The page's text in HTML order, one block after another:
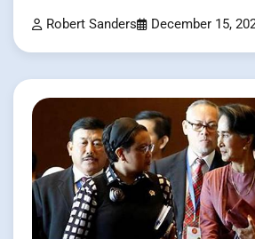
Robert Sanders December 15,